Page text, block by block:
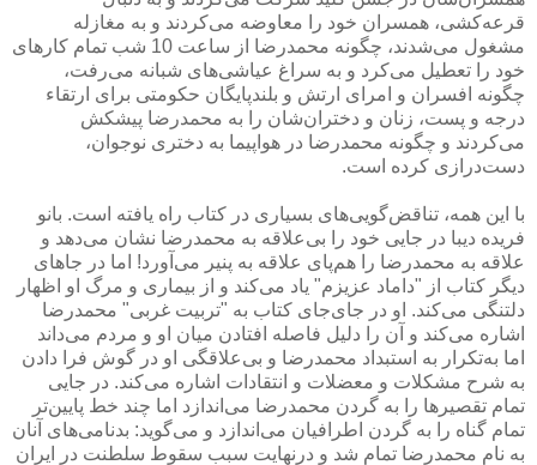
قرعه‌كشی، همسران خود را معاوضه می‌كردند و به مغازله
مشغول می‌شدند، چگونه محمدرضا از ساعت 10 شب تمام كارهای
خود را تعطیل می‌كرد و به سراغ عیاشی‌های شبانه می‌رفت،
چگونه افسران و امرای ارتش و بلندپایگان حكومتی برای ارتقاء
درجه و پست، زنان و دختران‌شان را به محمدرضا پیشكش
می‌كردند و چگونه محمدرضا در هواپیما به دختری نوجوان،
دست‌درازی كرده است.
با این همه، تناقض‌گویی‌های بسیاری در كتاب راه یافته است. بانو
فریده دیبا در جایی خود را بی‌علاقه به محمدرضا نشان می‌دهد و
علاقه به محمدرضا را هم‌پای علاقه به پنیر می‌آورد! اما در جاهای
دیگر كتاب از "داماد عزیزم" یاد می‌كند و از بیماری و مرگ او اظهار
دلتنگی می‌كند. او در جای‌جای كتاب به "تربیت غربی" محمدرضا
اشاره می‌كند و آن را دلیل فاصله افتادن میان او و مردم می‌داند
اما به‌تكرار به استبداد محمدرضا و بی‌علاقگی او در گوش فرا دادن
به شرح مشكلات و معضلات و انتقادات اشاره می‌كند. در جایی
تمام تقصیرها را به گردن محمدرضا می‌اندازد اما چند خط پایین‌تر
تمام گناه را به گردن اطرافیان می‌اندازد و می‌گوید: بدنامی‌های آنان
به نام محمدرضا تمام شد و درنهایت سبب سقوط سلطنت در ایران